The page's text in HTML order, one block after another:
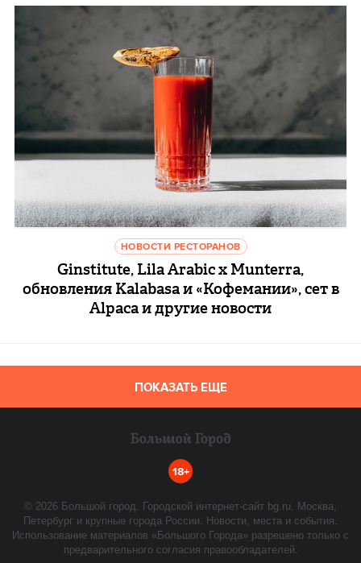
НОВОСТИ РЕСТОРАНОВ
Ginstitute, Lila Arabic x Munterra,
обновления Kalabasa и «Кофемании», сет в
Alpaca и другие новости
ПОКАЗАТЬ ЕЩЕ
18+
© 2026 Большой город. Городской интернет-сайт bg.ru. Москва,
Петербург и крупные города России. Новости, места и события.
Использование материалов «Большого Города» разрешено только с
предварительного согласия правообладателей.